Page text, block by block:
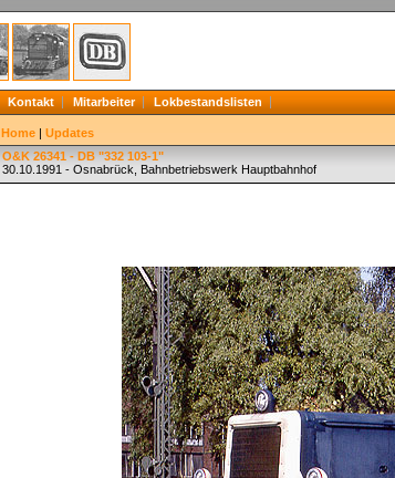
Kontakt Mitarbeiter Lokbestandslisten
Home | Updates
O&K 26341 - DB "332 103-1"
30.10.1991 - Osnabrück, Bahnbetriebswerk Hauptbahnhof